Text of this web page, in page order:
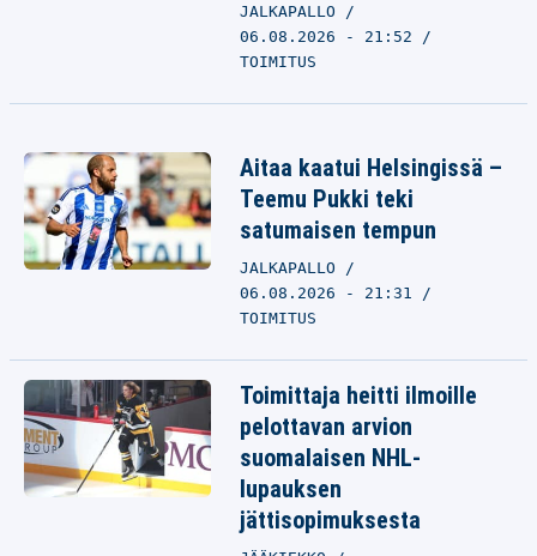
JALKAPALLO
06.08.2026 - 21:52
TOIMITUS
Aitaa kaatui Helsingissä –
Teemu Pukki teki
satumaisen tempun
JALKAPALLO
06.08.2026 - 21:31
TOIMITUS
Toimittaja heitti ilmoille
pelottavan arvion
suomalaisen NHL-
lupauksen
jättisopimuksesta